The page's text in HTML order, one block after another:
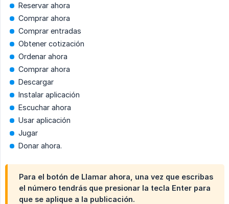
Reservar ahora
Comprar ahora
Comprar entradas
Obtener cotización
Ordenar ahora
Comprar ahora
Descargar
Instalar aplicación
Escuchar ahora
Usar aplicación
Jugar
Donar ahora.
Para el botón de Llamar ahora , una vez que escribas
el número tendrás que presionar la tecla Enter para
que se aplique a la publicación.